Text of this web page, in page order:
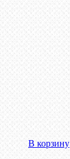
В корзину